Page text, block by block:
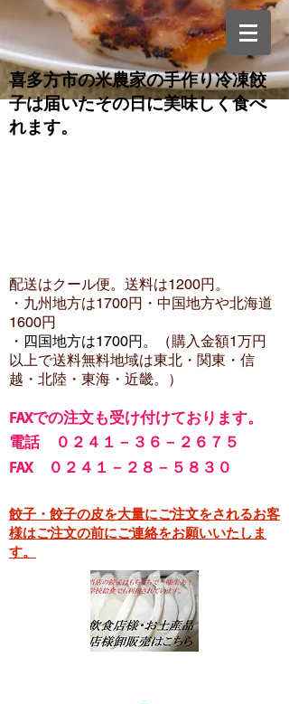
喜多方市の米農家の手作り冷凍餃
子は届いたその日に美味しく食べ
れます。
配送はクール便。送料は1200円。
・​九州地方は1700円 ・中国地方や北海道
1600円
・四国地方は1700円。（購入金額1万円
以上で送料無料地域は東北・関東・信
越・北陸・東海・近畿。）
FAXでの注文も受け付けております。
電話 ０２４１－３６－２６７５
FAX ０２４１－２８－５８３０
餃子・餃子の皮を大量にご注文をされるお客
様はご注文の前にご連絡をお願いいたしま
す。​